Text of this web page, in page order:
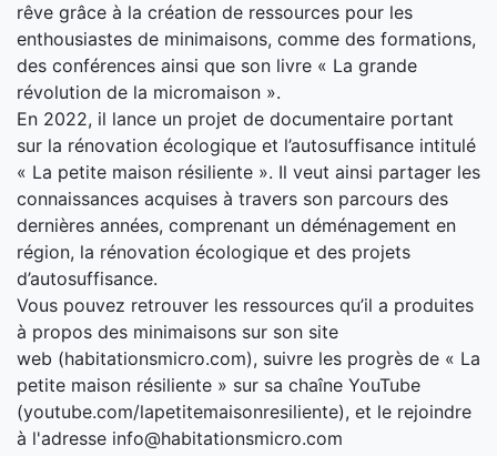
rêve grâce à la création de ressources pour les
enthousiastes de minimaisons, comme des formations,
des conférences ainsi que son livre « La grande
révolution de la micromaison ».
En 2022, il lance un projet de documentaire portant
sur la rénovation écologique et l’autosuffisance intitulé
« La petite maison résiliente ». Il veut ainsi partager les
connaissances acquises à travers son parcours des
dernières années, comprenant un déménagement en
région, la rénovation écologique et des projets
d’autosuffisance.
Vous pouvez retrouver les ressources qu’il a produites
à propos des minimaisons sur son site
web (habitationsmicro.com), suivre les progrès de « La
petite maison résiliente » sur sa chaîne YouTube
(youtube.com/lapetitemaisonresiliente), et le rejoindre
à l'adresse info@habitationsmicro.com